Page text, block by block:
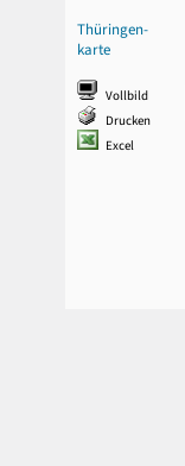
Thüringen-
karte
Vollbild
Drucken
Excel